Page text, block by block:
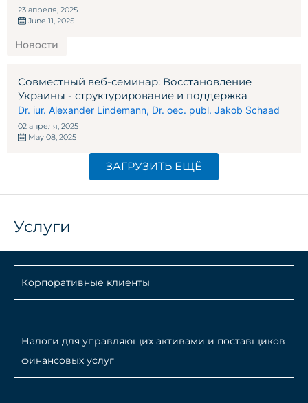
23 апреля, 2025
June 11, 2025
Новости
Совместный веб-семинар: Восстановление
Украины - структурирование и поддержка
Dr. iur. Alexander Lindemann, Dr. oec. publ. Jakob Schaad
02 апреля, 2025
May 08, 2025
ЗАГРУЗИТЬ ЕЩЁ
Услуги
Корпоративные клиенты
Налоги для управляющих активами и поставщиков
финансовых услуг